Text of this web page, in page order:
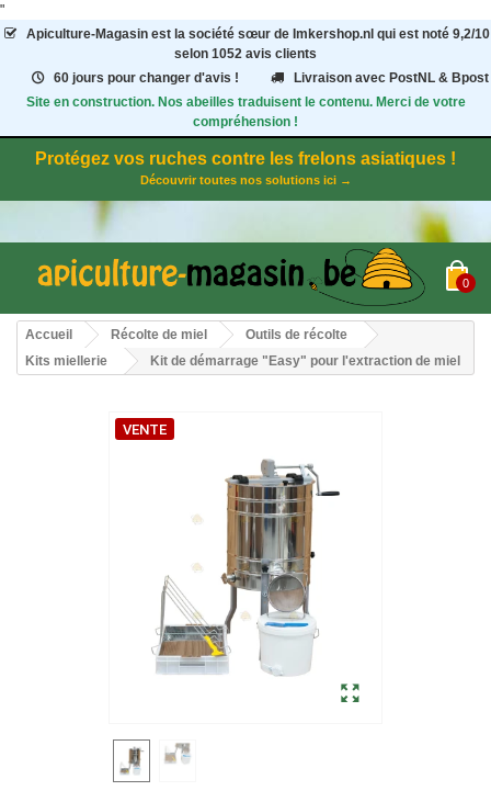
"
Apiculture-Magasinest la société sœur de Imkershop.nl qui est noté 9,2/10
selon 1052 avis clients
60 jours pour changer d'avis !
Livraison avec PostNL & Bpost
Site en construction. Nos abeilles traduisent le contenu. Merci de votre
compréhension !
Protégez vos ruches contre les frelons asiatiques !
Découvrir toutes nos solutions ici →
0
Accueil Récolte de miel
Outils de récolte
Kits miellerie
Kit de démarrage "Easy" pour l'extraction de miel
VENTE